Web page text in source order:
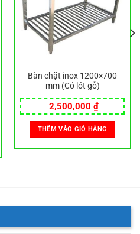
₫.
Bàn chặt inox 1200×700
mm (Có lót gỗ)
2,500,000 ₫
THÊM VÀO GIỎ HÀNG